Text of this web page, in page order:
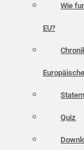
Wie
EU?
Quiz